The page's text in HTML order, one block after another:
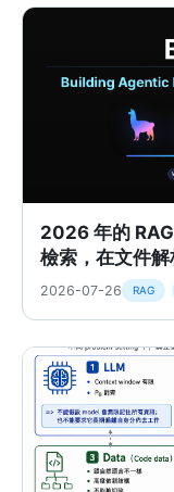
2026 年的
檢索，在文件解
2026-07-26 RAG